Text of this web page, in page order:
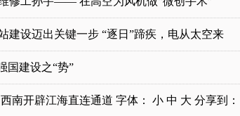
建设迈出关键一步 “逐日”蹄疾，电从太空来
国建设之“势”
南开辟江海直连通道 字体： 小 中 大 分享到：